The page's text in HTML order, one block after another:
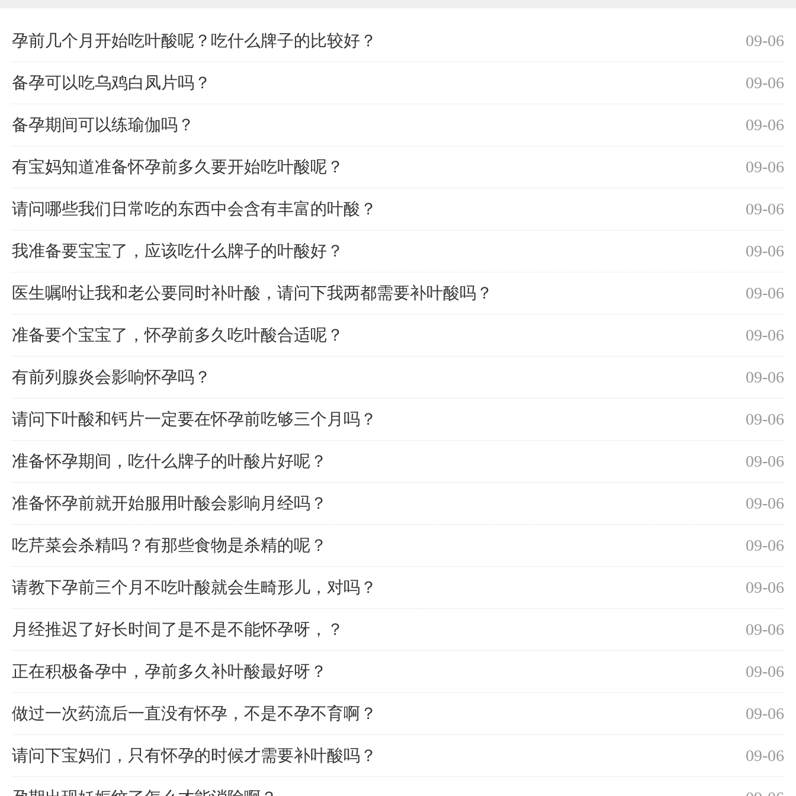
09-06
孕前几个月开始吃叶酸呢？吃什么牌子的比较好？
09-06
备孕可以吃乌鸡白凤片吗？
09-06
备孕期间可以练瑜伽吗？
09-06
有宝妈知道准备怀孕前多久要开始吃叶酸呢？
09-06
请问哪些我们日常吃的东西中会含有丰富的叶酸？
09-06
我准备要宝宝了，应该吃什么牌子的叶酸好？
09-06
医生嘱咐让我和老公要同时补叶酸，请问下我两都需要补叶酸吗？
09-06
准备要个宝宝了，怀孕前多久吃叶酸合适呢？
09-06
有前列腺炎会影响怀孕吗？
09-06
请问下叶酸和钙片一定要在怀孕前吃够三个月吗？
09-06
准备怀孕期间，吃什么牌子的叶酸片好呢？
09-06
准备怀孕前就开始服用叶酸会影响月经吗？
09-06
吃芹菜会杀精吗？有那些食物是杀精的呢？
09-06
请教下孕前三个月不吃叶酸就会生畸形儿，对吗？
09-06
月经推迟了好长时间了是不是不能怀孕呀，？
09-06
正在积极备孕中，孕前多久补叶酸最好呀？
09-06
做过一次药流后一直没有怀孕，不是不孕不育啊？
09-06
请问下宝妈们，只有怀孕的时候才需要补叶酸吗？